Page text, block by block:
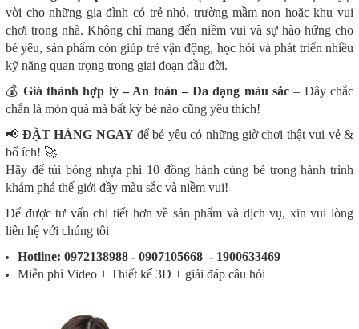
vời cho những gia đình có trẻ nhỏ, trường mầm non hoặc khu vui
chơi trong nhà. Không chỉ mang đến niềm vui và sự hào hứng cho
bé yêu, sản phẩm còn giúp trẻ vận động, học hỏi và phát triển nhiều
kỹ năng quan trọng trong giai đoạn đầu đời.
💰 Giá thành hợp lý – An toàn – Đa dạng màu sắc – Đây chắc
chắn là món quà mà bất kỳ bé nào cũng yêu thích!
📢 ĐẶT HÀNG NGAYđể bé yêu có những giờ chơi thật vui vẻ &
bổ ích! 🚀
Hãy để túi bóng nhựa phi 10 đồng hành cùng bé trong hành trình
khám phá thế giới đầy màu sắc và niềm vui!
Để được tư vấn chi tiết hơn về sản phẩm và dịch vụ, xin vui lòng
liên hệ với chúng tôi
Hotline: 0972138988 - 0907105668 - 1900633469
Miễn phí Video + Thiết kế 3D + giải đáp câu hỏi